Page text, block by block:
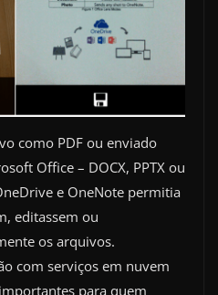
como PDF ou enviado
Office – DOCX, PPTX ou
e OneNote permitia
editassem ou
os arquivos.
com serviços em nuvem
para quem